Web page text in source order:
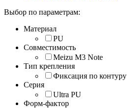
Выбор по параметрам:
Материал
PU
Совместимость
Meizu M3 Note
Тип крепления
Фиксация по контуру
Серия
Ultra PU
Форм-фактор